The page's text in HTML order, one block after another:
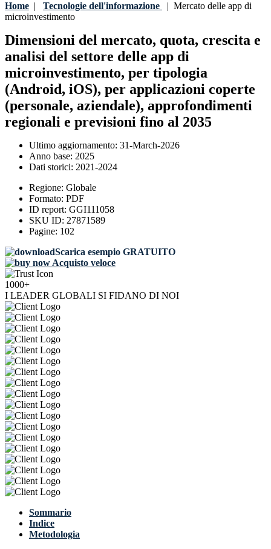
Home | Tecnologie dell'informazione | Mercato delle app di
microinvestimento
Dimensioni del mercato, quota, crescita e
analisi del settore delle app di
microinvestimento, per tipologia
(Android, iOS), per applicazioni coperte
(personale, aziendale), approfondimenti
regionali e previsioni fino al 2035
Ultimo aggiornamento: 31-March-2026
Anno base: 2025
Dati storici: 2021-2024
Regione: Globale
Formato: PDF
ID report: GGI111058
SKU ID: 27871589
Pagine: 102
Scarica esempio GRATUITO
Acquisto veloce
1000+
I LEADER GLOBALI SI FIDANO DI NOI
Sommario
Indice
Metodologia